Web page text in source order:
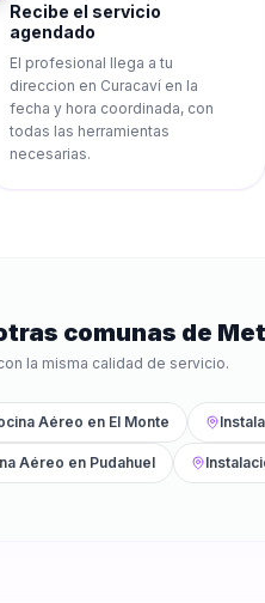
Recibe el servicio
agendado
El profesional llega a tu
direccion en Curacaví en la
fecha y hora coordinada, con
todas las herramientas
necesarias.
comunas de
la misma calidad de servicio.
Aéreo en El Monte
Aéreo en Pudahuel